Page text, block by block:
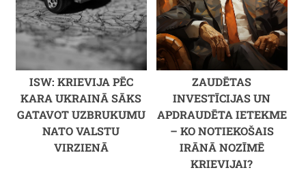
ISW: KRIEVIJA PĒC
KARA UKRAINĀ SĀKS
GATAVOT UZBRUKUMU
NATO VALSTU
VIRZIENĀ
ZAUDĒTAS
INVESTĪCIJAS UN
APDRAUDĒTA IETEKME
– KO NOTIEKOŠAIS
IRĀNĀ NOZĪMĒ
KRIEVIJAI?